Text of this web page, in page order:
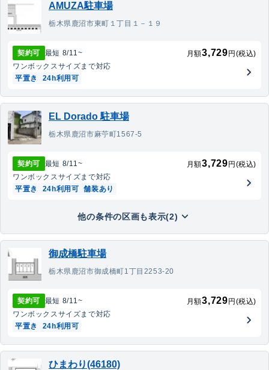
AMUZA駐車場
栃木県鹿沼市東町１丁目１－１９
契約可 最短 8/11~ 月額3,729 円(税込)
ワンボックスサイズまで対応
平置き
24h利用可
EL Dorado 駐車場
栃木県鹿沼市麻苧町1567-5
契約可 最短 8/11~ 月額3,729 円(税込)
ワンボックスサイズまで対応
平置き
24h利用可 舗装あり
他の条件の区画も表示(2)
御成橋駐車場
栃木県鹿沼市御成橋町1丁目2253-20
契約可 最短 8/11~ 月額3,729 円(税込)
ワンボックスサイズまで対応
平置き
24h利用可
ひまわり(46180)